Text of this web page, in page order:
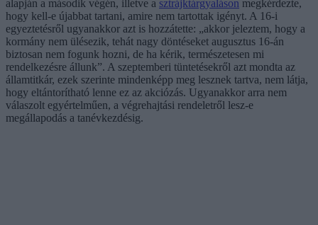
alapján a második végén, illetve a sztrájktárgyaláson megkérdezte,
hogy kell-e újabbat tartani, amire nem tartottak igényt. A 16-i
egyeztetésről ugyanakkor azt is hozzátette: „akkor jeleztem, hogy a
kormány nem ülésezik, tehát nagy döntéseket augusztus 16-án
biztosan nem fogunk hozni, de ha kérik, természetesen mi
rendelkezésre állunk”. A szeptemberi tüntetésekről azt mondta az
államtitkár, ezek szerinte mindenképp meg lesznek tartva, nem látja,
hogy eltántorítható lenne ez az akciózás. Ugyanakkor arra nem
válaszolt egyértelműen, a végrehajtási rendeletről lesz-e
megállapodás a tanévkezdésig.